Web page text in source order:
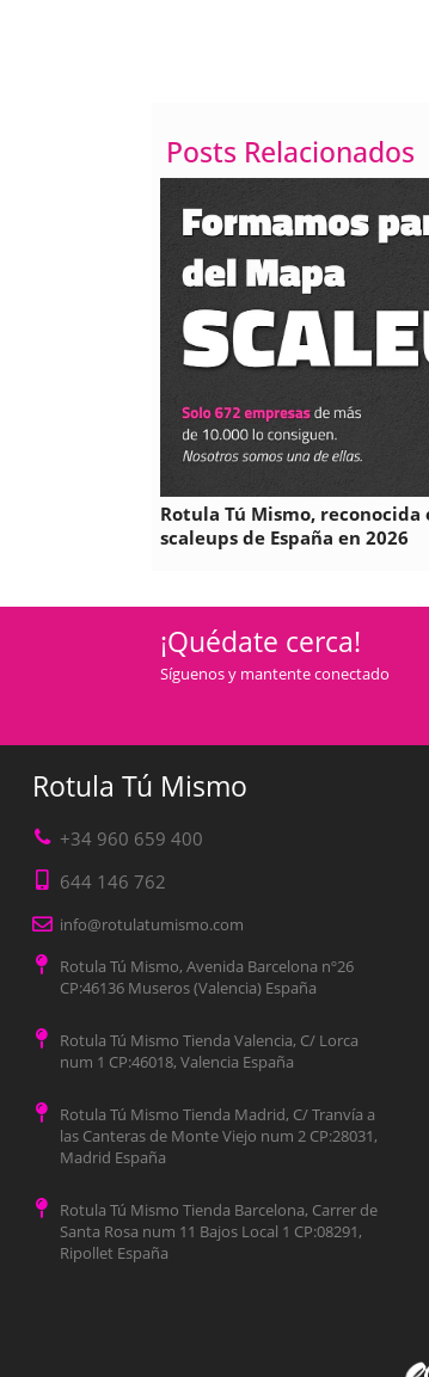
líneas
Posts Relacionados
Rotula Tú Mismo,
scaleups de España en 2026
¡Quédate cerca!
Síguenos y mantente conectado
Rotula Tú Mismo
+34 960 659 400
644 146 762
info@rotulatumismo.com
Rotula Tú Mismo, Avenida Barcelona nº26
CP:46136 Museros (Valencia) España
Rotula Tú Mismo Tienda Valencia, C/ Lorca
num 1 CP:46018, Valencia España
Rotula Tú Mismo Tienda Madrid, C/ Tranvía a
las Canteras de Monte Viejo num 2 CP:28031,
Madrid España
Rotula Tú Mismo Tienda Barcelona, Carrer de
Santa Rosa num 11 Bajos Local 1 CP:08291,
Ripollet España